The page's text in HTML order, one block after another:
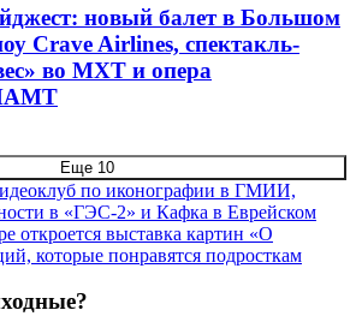
новый балет в Большом
Crave Airlines, спектакль-
во МХТ и опера
Еще 10
по иконографии в ГМИИ,
в «ГЭС-2» и Кафка в Еврейском
откроется выставка картин «О
которые понравятся подросткам